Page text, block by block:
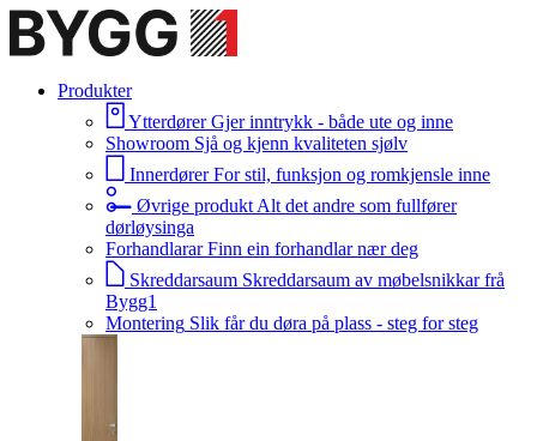
Produkter
Ytterdører Gjer inntrykk - både ute og inne
Showroom Sjå og kjenn kvaliteten sjølv
Innerdører For stil, funksjon og romkjensle inne
Øvrige produkt Alt det andre som fullfører
dørløysinga
Forhandlarar Finn ein forhandlar nær deg
Skreddarsaum Skreddarsaum av møbelsnikkar frå
Bygg1
Montering Slik får du døra på plass - steg for steg